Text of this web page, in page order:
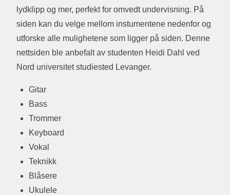
lydklipp og mer, perfekt for omvedt undervisning. På
siden kan du velge mellom instumentene nedenfor og
utforske alle mulighetene som ligger på siden. Denne
nettsiden ble anbefalt av studenten Heidi Dahl ved
Nord universitet studiested Levanger.
Gitar
Bass
Trommer
Keyboard
Vokal
Teknikk
Blåsere
Ukulele